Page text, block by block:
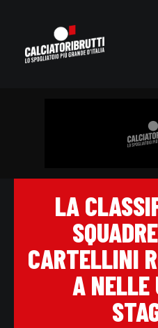
LA
CARTELLINI
A NELLE